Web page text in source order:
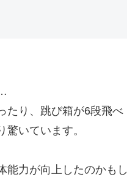
たり、跳び箱が6段飛べ
いています。
力が向上したのかもし